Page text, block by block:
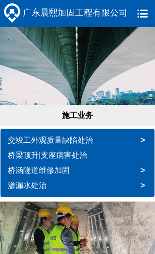
施工业务
交竣工外观质量缺陷处治
>
桥梁顶升|支座病害处治
桥涵隧道维修加固
>
渗漏水处治
>
广东晨熙加固工程有限公司